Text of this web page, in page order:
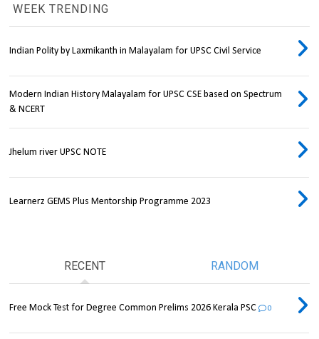
WEEK TRENDING
Indian Polity by Laxmikanth in Malayalam for UPSC Civil Service
Modern Indian History Malayalam for UPSC CSE based on Spectrum
& NCERT
Jhelum river UPSC NOTE
Learnerz GEMS Plus Mentorship Programme 2023
RECENT RANDOM
Free Mock Test for Degree Common Prelims 2026 Kerala PSC 0